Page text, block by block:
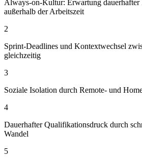
Always-on-Kultur: Erwartung dauerhafter
außerhalb der Arbeitszeit
2
Sprint-Deadlines und Kontextwechsel
gleichzeitig
3
Soziale Isolation durch Remote- und
4
Dauerhafter Qualifikationsdruck durch
Wandel
5